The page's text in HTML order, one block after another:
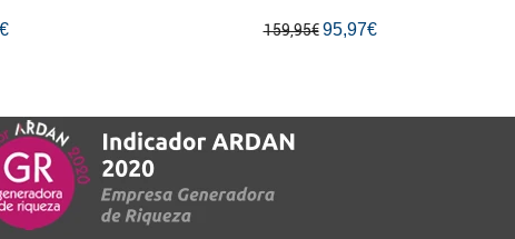
159,95€ 95,97€